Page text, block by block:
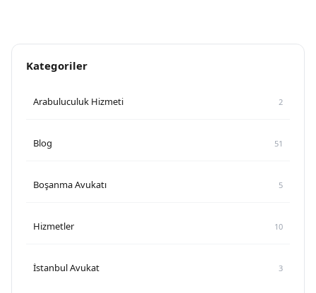
Kategoriler
Arabuluculuk Hizmeti 2
Blog 51
Boşanma Avukatı 5
Hizmetler 10
İstanbul Avukat 3